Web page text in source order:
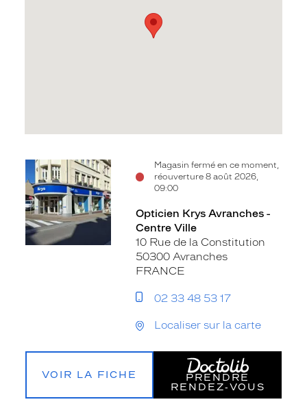
Magasin fermé en ce moment,
réouverture 8 août 2026,
09:00
Voir
la
fiche
Opticien Krys Avranches -
Centre Ville
10 Rue de la Constitution
50300 Avranches
FRANCE
02 33 48 53 17
Localiser sur la carte
VOIR LA FICHE
PRENDRE
RENDEZ‑VOUS